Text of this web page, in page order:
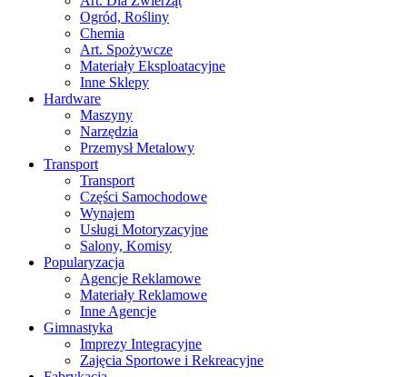
Ogród, Rośliny
Chemia
Art. Spożywcze
Materiały Eksploatacyjne
Inne Sklepy
Hardware
Maszyny
Narzędzia
Przemysł Metalowy
Transport
Transport
Części Samochodowe
Wynajem
Usługi Motoryzacyjne
Salony, Komisy
Popularyzacja
Agencje Reklamowe
Materiały Reklamowe
Inne Agencje
Gimnastyka
Imprezy Integracyjne
Zajęcia Sportowe i Rekreacyjne